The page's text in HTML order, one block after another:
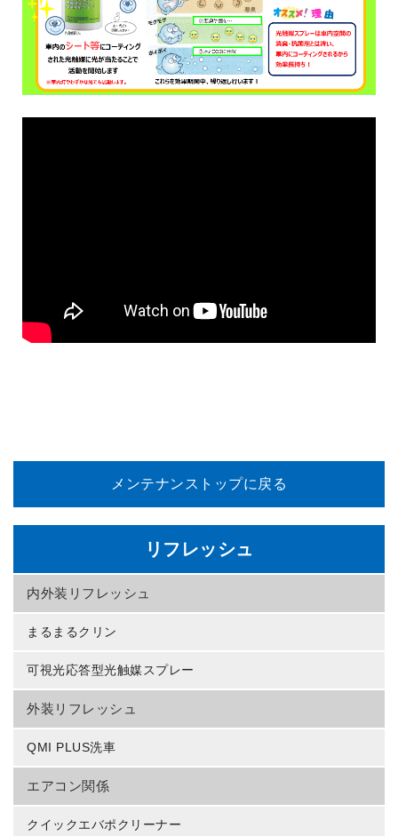
メンテナンストップに戻る
リフレッシュ
内外装リフレッシュ
まるまるクリン
可視光応答型光触媒スプレー
外装リフレッシュ
QMI PLUS洗車
エアコン関係
クイックエバポクリーナー